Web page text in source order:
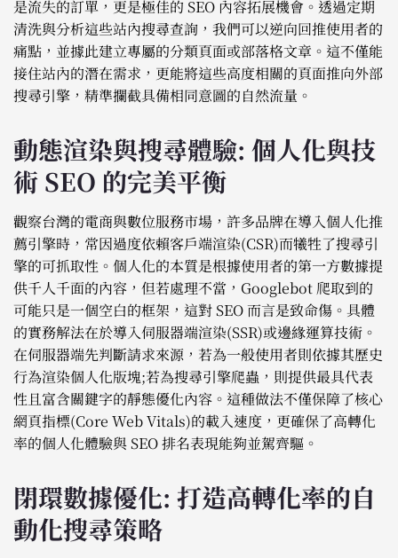
是流失的訂單，更是極佳的 SEO 內容拓展機會。透過定期
清洗與分析這些站內搜尋查詢，我們可以逆向回推使用者的
痛點，並據此建立專屬的分類頁面或部落格文章。這不僅能
接住站內的潛在需求，更能將這些高度相關的頁面推向外部
搜尋引擎，精準攔截具備相同意圖的自然流量。
動態渲染與搜尋體驗: 個人化與技
術 SEO 的完美平衡
觀察台灣的電商與數位服務市場，許多品牌在導入個人化推
薦引擎時，常因過度依賴客戶端渲染(CSR)而犧牲了搜尋引
擎的可抓取性。個人化的本質是根據使用者的第一方數據提
供千人千面的內容，但若處理不當，Googlebot 爬取到的
可能只是一個空白的框架，這對 SEO 而言是致命傷。具體
的實務解法在於導入伺服器端渲染(SSR)或邊緣運算技術。
在伺服器端先判斷請求來源，若為一般使用者則依據其歷史
行為渲染個人化版塊;若為搜尋引擎爬蟲，則提供最具代表
性且富含關鍵字的靜態優化內容。這種做法不僅保障了核心
網頁指標(Core Web Vitals)的載入速度，更確保了高轉化
率的個人化體驗與 SEO 排名表現能夠並駕齊驅。
閉環數據優化: 打造高轉化率的自
動化搜尋策略